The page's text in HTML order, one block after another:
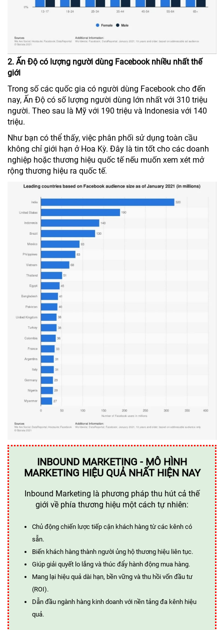
2. Ấn Độ có lượng người dùng Facebook nhiều nhất thế
giới
Trong số các quốc gia có người dùng Facebook cho đến
nay, Ấn Độ có số lượng người dùng lớn nhất với 310 triệu
người. Theo sau là Mỹ với 190 triệu và Indonesia với 140
triệu.
Như bạn có thể thấy, việc phân phối sử dụng toàn cầu
không chỉ giới hạn ở Hoa Kỳ. Đây là tin tốt cho các doanh
nghiệp hoặc thương hiệu quốc tế nếu muốn xem xét mở
rộng thương hiệu ra quốc tế.
INBOUND MARKETING - MÔ HÌNH
MARKETING HIỆU QUẢ NHẤT HIỆN NAY
Inbound Marketing là phương pháp thu hút cả thế
giới về phía thương hiệu một cách tự nhiên:
Chủ động chiến lược tiếp cận khách hàng từ các kênh có
sẵn.
Biến khách hàng thành người ủng hộ thương hiệu liên tục.
Giúp giải quyết lo lắng và thúc đẩy hành động mua hàng.
Mang lại hiệu quả dài hạn, bền vững và thu hồi vốn đầu tư
(ROI).
Dẫn đầu ngành hàng kinh doanh với nền tảng đa kênh hiệu
quả.